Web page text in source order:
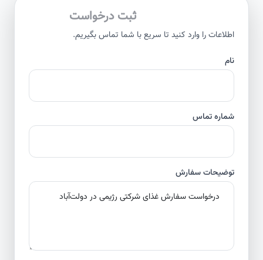
ثبت درخواست
اطلاعات را وارد کنید تا سریع با شما تماس بگیریم.
شماره تماس
توضیحات سفارش